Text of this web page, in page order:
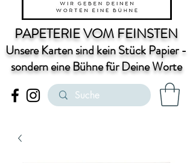
PAPETERIE VOM FEINSTEN
Unsere Karten sind kein Stück Papier -
sondern eine Bühne für Deine Worte